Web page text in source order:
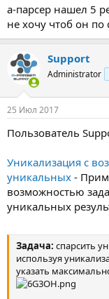
а-парсер нашел 5
не хочу чтоб он по
Support
Administrator
25 Июл 2017
Пользователь
Уникализация с
уникальных -
возможностью
уникальных
Задача: спарсить
используя
указать